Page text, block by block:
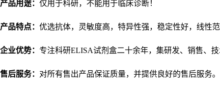
产品用途： 仅用于科研，不能用于临床诊断！
产品特点： 优选抗体，灵敏度高，特异性强，稳定性好，线性
企业优势： 专注科研ELISA试剂盒二十余年，集研发、销售、
售后服务： 对所有售出产品保证质量，并提供良好的售后服务。